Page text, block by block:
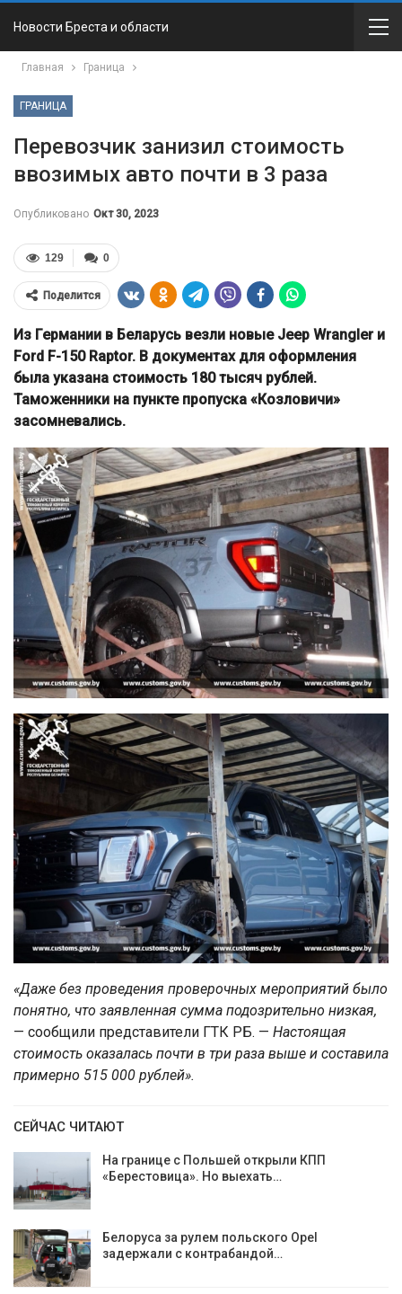
Новости Бреста и области
Главная Граница
ГРАНИЦА
Перевозчик занизил стоимость
ввозимых авто почти в 3 раза
Опубликовано Окт 30, 2023
0
129
Поделится
Из Германии в Беларусь везли новые Jeep Wrangler и
Ford F-150 Raptor. В документах для оформления
была указана стоимость 180 тысяч рублей.
Таможенники на пункте пропуска «Козловичи»
засомневались.
«Даже без проведения проверочных мероприятий было
понятно, что заявленная сумма подозрительно низкая,
— сообщили представители ГТК РБ. — Настоящая
стоимость оказалась почти в три раза выше и составила
примерно 515 000 рублей».
СЕЙЧАС ЧИТАЮТ
На границе с Польшей открыли КПП
«Берестовица». Но выехать…
Белоруса за рулем польского Opel
задержали с контрабандой…